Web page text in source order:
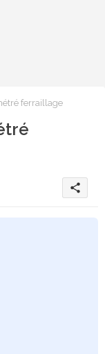
ferraillage
share